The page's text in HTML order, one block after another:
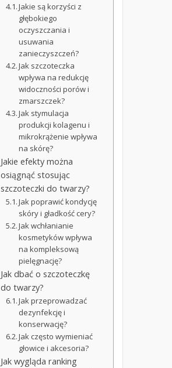
Jakie są korzyści z
głębokiego
oczyszczania i
usuwania
zanieczyszczeń?
Jak szczoteczka
wpływa na redukcję
widoczności porów i
zmarszczek?
Jak stymulacja
produkcji kolagenu i
mikrokrążenie wpływa
na skórę?
Jakie efekty można
osiągnąć stosując
szczoteczki do twarzy?
Jak poprawić kondycję
skóry i gładkość cery?
Jak wchłanianie
kosmetyków wpływa
na kompleksową
pielęgnację?
Jak dbać o szczoteczkę
do twarzy?
Jak przeprowadzać
dezynfekcję i
konserwację?
Jak często wymieniać
głowice i akcesoria?
Jak wygląda ranking